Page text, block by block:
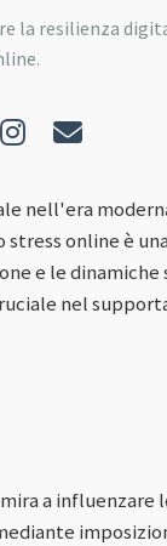
la resilienza
nell'era
online è
e le
nel
a influenzare